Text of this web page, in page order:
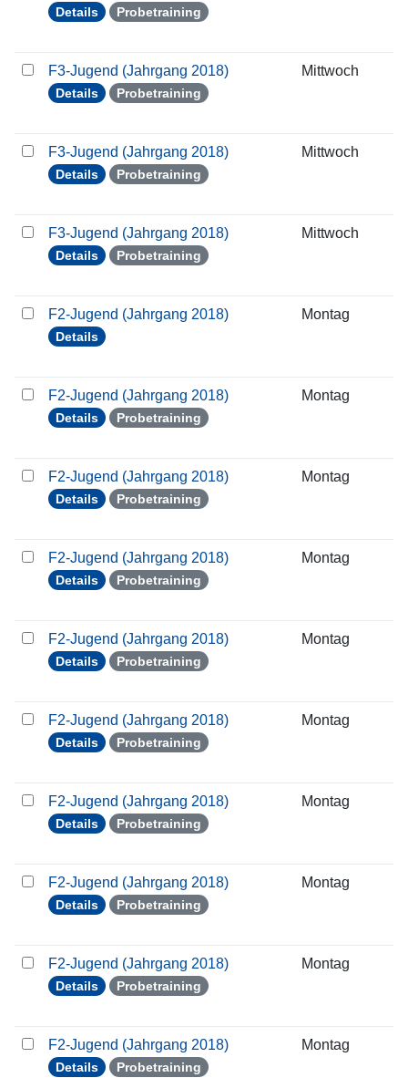
Details Probetraining
F3-Jugend (Jahrgang 2018)
Details Probetraining
Mittwoch
F3-Jugend (Jahrgang 2018)
Details Probetraining
Mittwoch
F3-Jugend (Jahrgang 2018)
Details Probetraining
Mittwoch
F2-Jugend (Jahrgang 2018)
Details
Montag
F2-Jugend (Jahrgang 2018)
Details Probetraining
Montag
F2-Jugend (Jahrgang 2018)
Details Probetraining
Montag
F2-Jugend (Jahrgang 2018)
Details Probetraining
Montag
F2-Jugend (Jahrgang 2018)
Details Probetraining
Montag
F2-Jugend (Jahrgang 2018)
Details Probetraining
Montag
F2-Jugend (Jahrgang 2018)
Details Probetraining
Montag
F2-Jugend (Jahrgang 2018)
Details Probetraining
Montag
F2-Jugend (Jahrgang 2018)
Details Probetraining
Montag
F2-Jugend (Jahrgang 2018)
Details Probetraining
Montag